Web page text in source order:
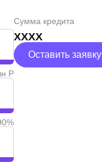
Р
Сумма кредита
XXXX
Оставить заявку